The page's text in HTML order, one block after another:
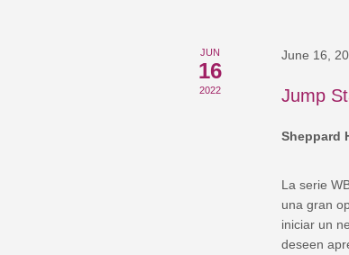
JUN
16
2022
June 16,
Jump
Sheppard
La serie
una gran
iniciar un
deseen